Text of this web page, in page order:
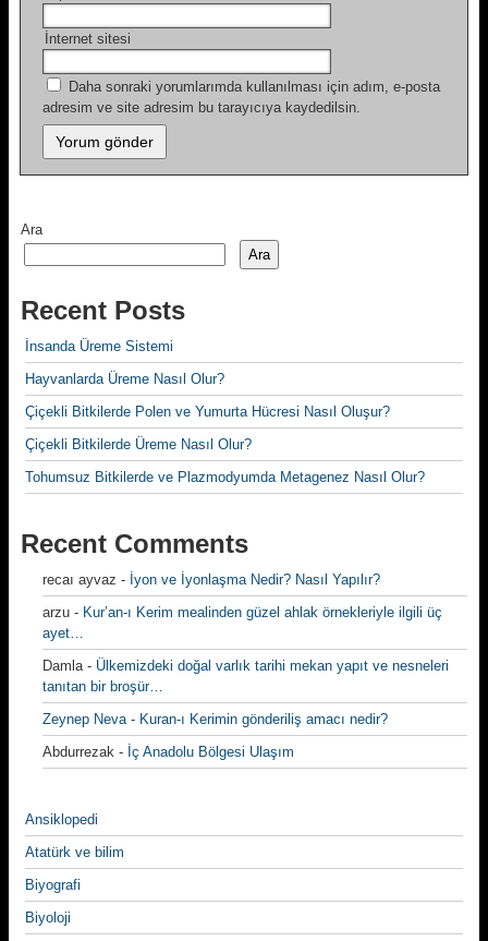
İnternet sitesi
Daha sonraki yorumlarımda kullanılması için adım, e-posta
adresim ve site adresim bu tarayıcıya kaydedilsin.
Ara
Ara
Recent Posts
İnsanda Üreme Sistemi
Hayvanlarda Üreme Nasıl Olur?
Çiçekli Bitkilerde Polen ve Yumurta Hücresi Nasıl Oluşur?
Çiçekli Bitkilerde Üreme Nasıl Olur?
Tohumsuz Bitkilerde ve Plazmodyumda Metagenez Nasıl Olur?
Recent Comments
recaı ayvaz - İyon ve İyonlaşma Nedir? Nasıl Yapılır?
arzu - Kur’an-ı Kerim mealinden güzel ahlak örnekleriyle ilgili üç
ayet…
Damla- Ülkemizdeki doğal varlık tarihi mekan yapıt ve nesneleri
tanıtan bir broşür…
Zeynep Neva- Kuran-ı Kerimin gönderiliş amacı nedir?
Abdurrezak - İç Anadolu Bölgesi Ulaşım
Ansiklopedi
Atatürk ve bilim
Biyografi
Biyoloji